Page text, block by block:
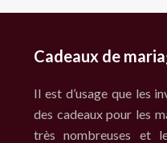
Cadeaux de
Il est d’usage que les
des cadeaux pour les
très nombreuses et